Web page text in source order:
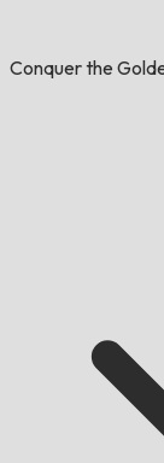
Conquer the